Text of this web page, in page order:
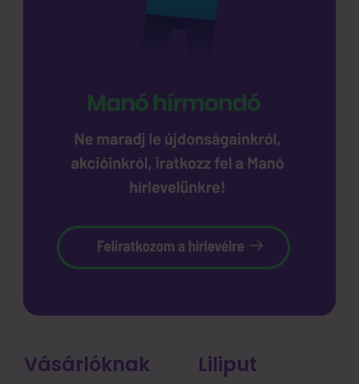
Vásárlóknak Liliput